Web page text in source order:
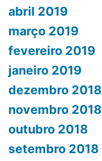
abril 2019
março 2019
fevereiro 2019
janeiro 2019
dezembro 2018
novembro 2018
outubro 2018
setembro 2018